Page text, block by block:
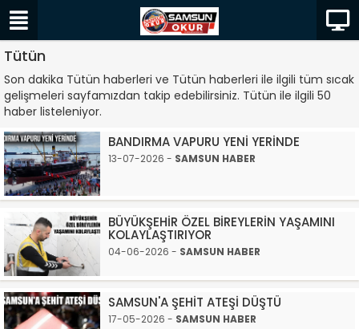
Tütün
Son dakika Tütün haberleri ve Tütün haberleri ile ilgili tüm sıcak
gelişmeleri sayfamızdan takip edebilirsiniz. Tütün ile ilgili 50
haber listeleniyor.
BANDIRMA VAPURU YENİ YERİNDE
13-07-2026 - SAMSUN HABER
BÜYÜKŞEHİR ÖZEL BİREYLERİN YAŞAMINI
KOLAYLAŞTIRIYOR
04-06-2026 - SAMSUN HABER
SAMSUN'A ŞEHİT ATEŞİ DÜŞTÜ
17-05-2026 - SAMSUN HABER